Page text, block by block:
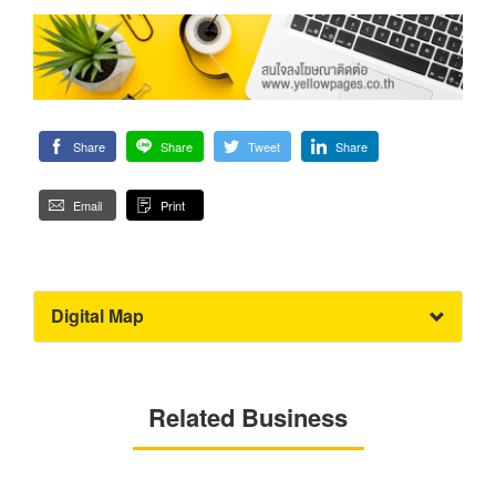
Share Share Tweet Share
Email Print
Digital Map
Related Business